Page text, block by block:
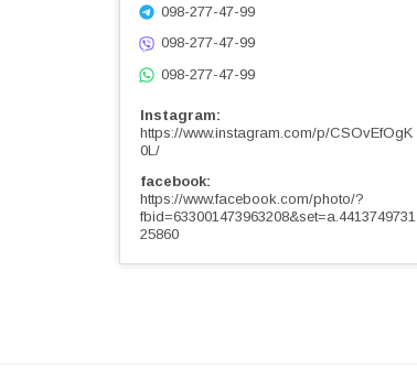
098-277-47-99
098-277-47-99
098-277-47-99
Instagram
https://www.instagram.com/p/CSOvEfOgK
0L/
facebook
https://www.facebook.com/photo/?
fbid=633001473963208&set=a.4413749731
25860